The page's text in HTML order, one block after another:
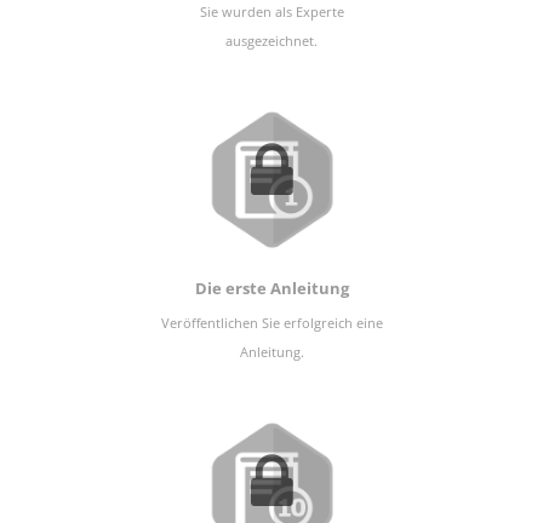
Sie wurden als Experte
ausgezeichnet.
Die erste Anleitung
Veröffentlichen Sie erfolgreich eine
Anleitung.